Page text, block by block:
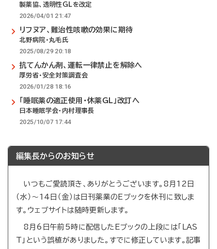
製薬協、透明性GLを改定
2026/04/01 21:47
リフヌア、難治性咳嗽の効果に期待
北野病院・丸毛氏
2025/08/29 20:18
抗てんかん剤、運転一律禁止を解除へ
厚労省・安全対策調査会
2026/01/28 18:16
「睡眠薬の適正使用・休薬GL」改訂へ
日本睡眠学会・内村理事長
2025/10/07 17:44
編集長からのお知らせ
いつもご愛読頂き、ありがとうございます。8月12日
（水）～14日（金）は日刊薬業のEブックを休刊に致しま
す。ウェブサイトは随時更新します。
8月6日午前5時に配信したEブックの上段には「LAS
T」という誤植がありました。すでに修正しています。記事